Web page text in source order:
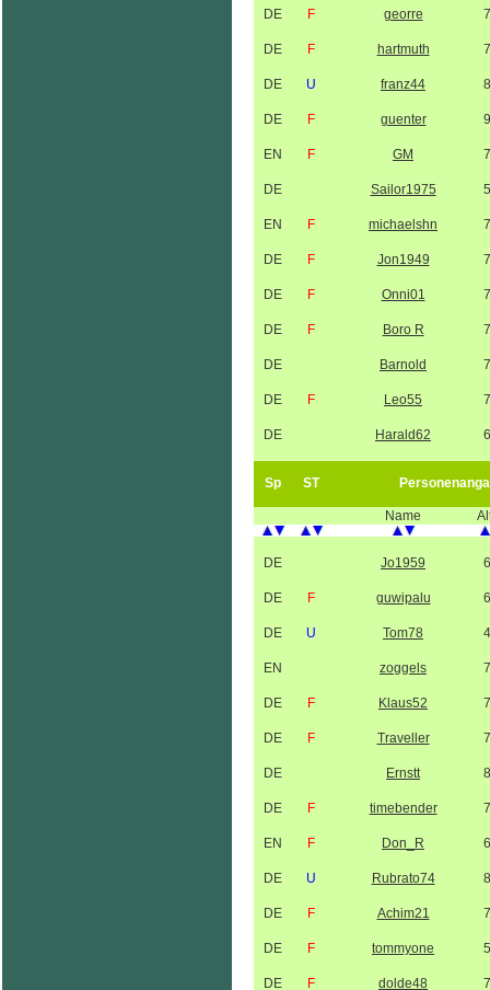
DE F georre
DE F hartmuth
DE U franz44
DE F guenter
EN F GM
DE Sailor1975
EN F michaelshn
DE F Jon1949
DE F Onni01
DE F Boro R
DE Barnold
DE F Leo55
DE Harald62
Sp ST
Name
DE Jo1959
DE F guwipalu
DE U Tom78
EN zoggels
DE F Klaus52
DE F Traveller
DE Ernstt
DE F timebender
EN F Don_R
DE U Rubrato74
DE F Achim21
DE F tommyone
DE F dolde48